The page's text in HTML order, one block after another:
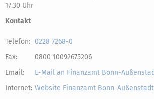
17.30 Uhr
Kontakt
Telefon: 0228 7268-0
Fax:
0800 10092675206
Email:
E-Mail an Finanzamt Bonn-
Internet: Website Finanzamt Bonn-Außenstadt